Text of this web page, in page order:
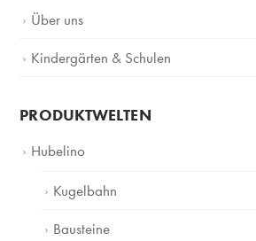
Über uns
Kindergärten & Schulen
PRODUKTWELTEN
Hubelino
Kugelbahn
Bausteine